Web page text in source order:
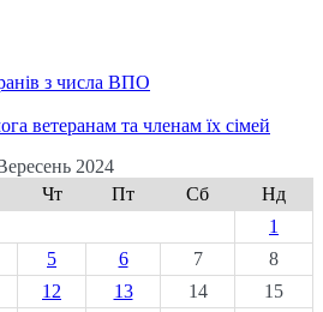
з числа ВПО
ветеранам та членам їх сімей
2024
Чт Пт Сб
Нд
1
5 6 7
8
12 13 14
15